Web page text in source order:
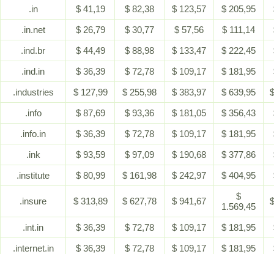
.in
$ 41,19 $ 82,38 $ 123,57 $ 205,95
.in.net
$ 26,79 $ 30,77 $ 57,56 $ 111,14
.ind.br
$ 44,49 $ 88,98 $ 133,47 $ 222,45
.ind.in
$ 36,39 $ 72,78 $ 109,17 $ 181,95
.industries
$ 127,99 $ 255,98 $ 383,97 $ 639,95
.info
$ 87,69 $ 93,36 $ 181,05 $ 356,43
.info.in
$ 36,39 $ 72,78 $ 109,17 $ 181,95
.ink
$ 93,59 $ 97,09 $ 190,68 $ 377,86
.institute
$ 80,99 $ 161,98 $ 242,97 $ 404,95
.insure $ 313,89 $ 627,78 $ 941,67
$
1.569,45
.int.in $ 36,39 $ 72,78 $ 109,17 $ 181,95
.internet.in
$ 36,39 $ 72,78 $ 109,17 $ 181,95